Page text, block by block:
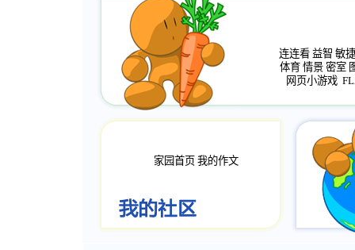
连连看 益智 敏捷
体育 情景 密室
网页小游戏
家园首页 我的作文